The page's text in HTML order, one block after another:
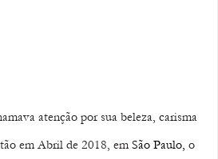
atenção por sua beleza, carisma
em Abril de 2018, em São Paulo, o